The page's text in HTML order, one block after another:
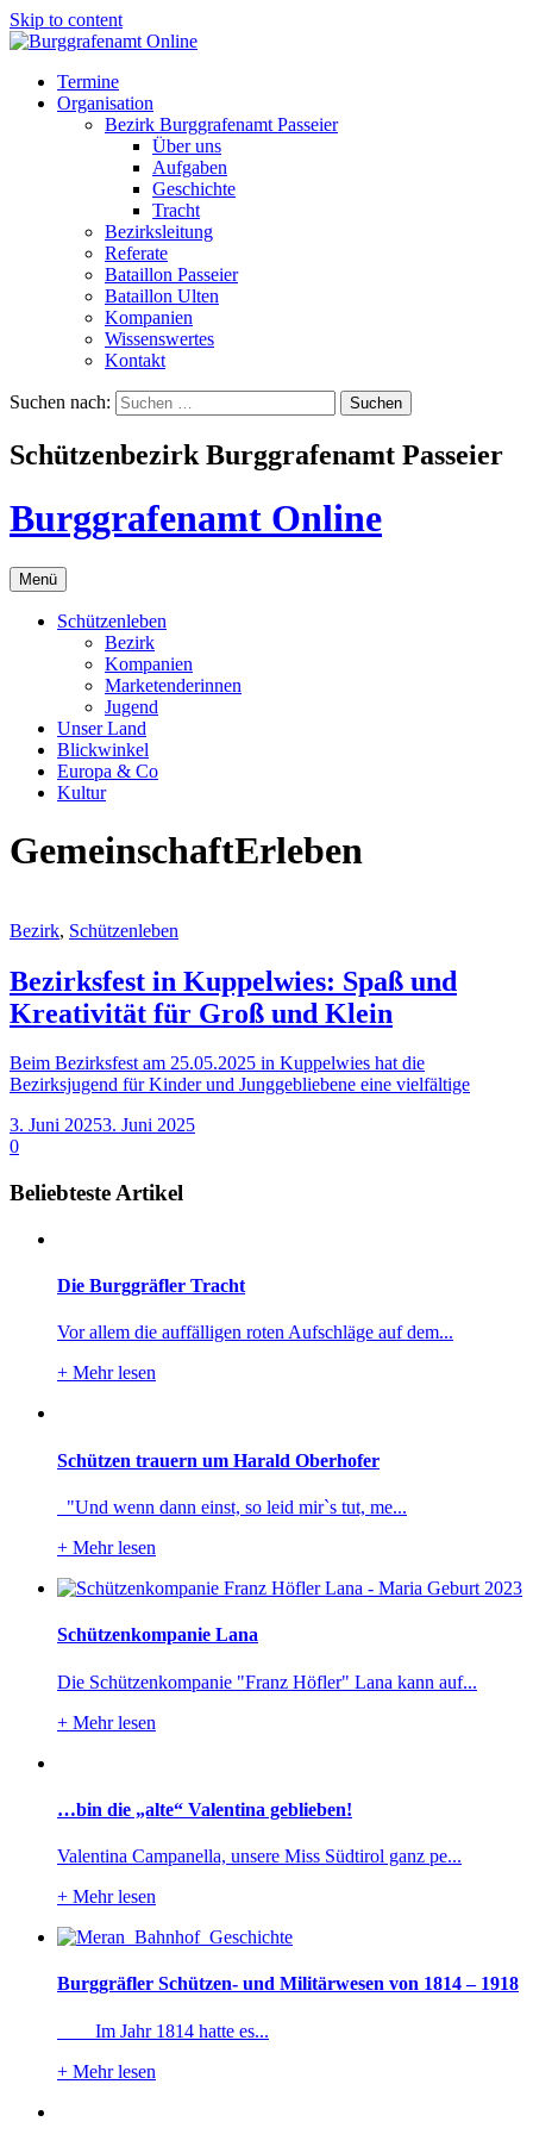
Skip to content
Termine
Organisation
Bezirk Burggrafenamt Passeier
Über uns
Aufgaben
Geschichte
Tracht
Bezirksleitung
Referate
Bataillon Passeier
Bataillon Ulten
Kompanien
Wissenswertes
Kontakt
Suchen nach:
Schützenbezirk Burggrafenamt Passeier
Burggrafenamt Online
Menü
Schützenleben
Bezirk
Kompanien
Marketenderinnen
Jugend
Unser Land
Blickwinkel
Europa & Co
Kultur
GemeinschaftErleben
Bezirk, Schützenleben
Bezirksfest in Kuppelwies: Spaß und
Kreativität für Groß und Klein
Beim Bezirksfest am 25.05.2025 in Kuppelwies hat die
Bezirksjugend für Kinder und Junggebliebene eine vielfältige
3. Juni 20253. Juni 2025
0
Beliebteste Artikel
Die Burggräfler Tracht
Vor allem die auffälligen roten Aufschläge auf dem...
+ Mehr lesen
Schützen trauern um Harald Oberhofer
"Und wenn dann einst, so leid mir`s tut, me...
+ Mehr lesen
Schützenkompanie Lana
Die Schützenkompanie "Franz Höfler" Lana kann auf...
+ Mehr lesen
…bin die „alte“ Valentina geblieben!
Valentina Campanella, unsere Miss Südtirol ganz pe...
+ Mehr lesen
Burggräfler Schützen- und Militärwesen von 1814 – 1918
Im Jahr 1814 hatte es...
+ Mehr lesen